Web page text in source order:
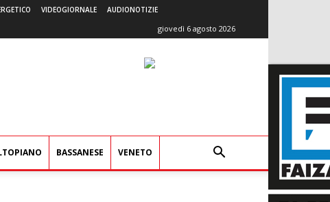
VIDEOGIORNALE AUDIONOTIZIE
giovedì 6 agosto 2026
BASSANESE VENETO